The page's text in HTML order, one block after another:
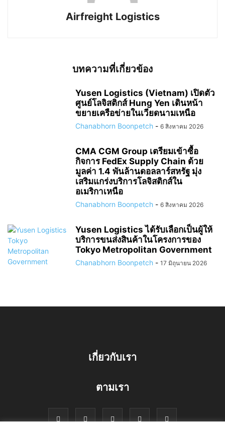
Airfreight Logistics
บทความที่เกี่ยวข้อง
Yusen Logistics (Vietnam) เปิดตัว
ศูนย์โลจิสติกส์ Hung Yen เดินหน้า
ขยายเครือข่ายในเวียดนามเหนือ
Chanabhorn Boonpetch - 6 สิงหาคม 2026
CMA CGM Group เตรียมเข้าซื้อ
กิจการ FedEx Supply Chain ด้วย
มูลค่า 1.4 พันล้านดอลลาร์สหรัฐ มุ่ง
เสริมแกร่งบริการโลจิสติกส์ใน
อเมริกาเหนือ
Chanabhorn Boonpetch - 6 สิงหาคม 2026
Yusen Logistics ได้รับเลือกเป็นผู้ให้
บริการขนส่งสินค้าในโครงการของ
Tokyo Metropolitan Government
Chanabhorn Boonpetch - 17 มิถุนายน 2026
เกี่ยวกับเรา
ตามเรา